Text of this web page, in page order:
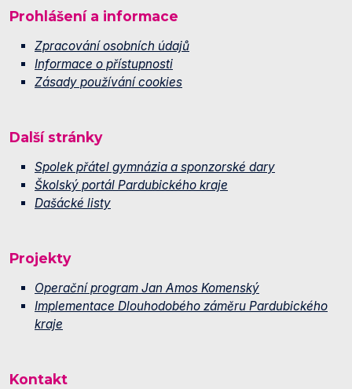
Prohlášení a informace
Zpracování osobních údajů
Informace o přístupnosti
Zásady používání cookies
Další stránky
Spolek přátel gymnázia a sponzorské dary
Školský portál Pardubického kraje
Dašácké listy
Projekty
Operační program Jan Amos Komenský
Implementace Dlouhodobého záměru Pardubického
kraje
Kontakt